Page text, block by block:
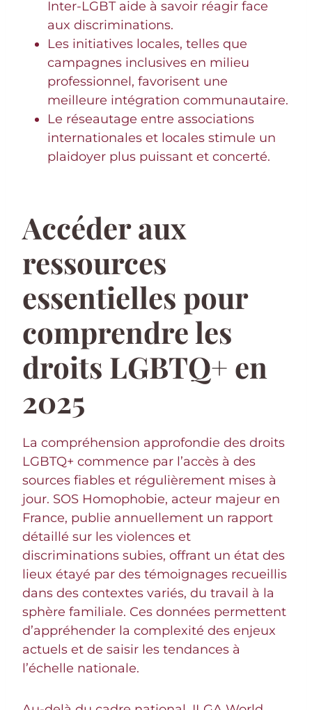
Inter-LGBT aide à savoir réagir face
aux discriminations.
Les initiatives locales, telles que
campagnes inclusives en milieu
professionnel, favorisent une
meilleure intégration communautaire.
Le réseautage entre associations
internationales et locales stimule un
plaidoyer plus puissant et concerté.
Accéder aux
ressources
essentielles pour
comprendre les
droits LGBTQ+ en
2025
La compréhension approfondie des droits
LGBTQ+ commence par l’accès à des
sources fiables et régulièrement mises à
jour. SOS Homophobie, acteur majeur en
France, publie annuellement un rapport
détaillé sur les violences et
discriminations subies, offrant un état des
lieux étayé par des témoignages recueillis
dans des contextes variés, du travail à la
sphère familiale. Ces données permettent
d’appréhender la complexité des enjeux
actuels et de saisir les tendances à
l’échelle nationale.